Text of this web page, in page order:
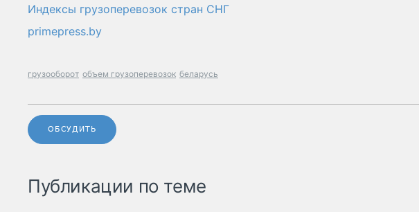
Индексы грузоперевозок стран СНГ
primepress.by
грузооборот объем грузоперевозок беларусь
ОБСУДИТЬ
Публикации по теме